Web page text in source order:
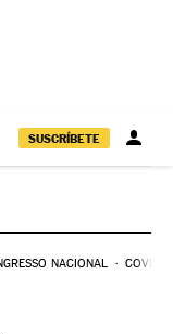
SUSCRÍBETE
NACIONAL COVID-